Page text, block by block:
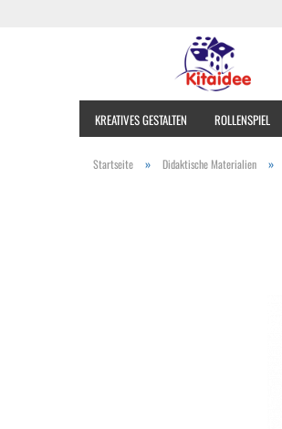
KREATIVES GESTALTEN ROLLENSPIEL
Startseite » Didaktische Materialien »